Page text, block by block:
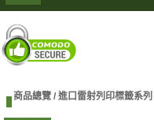
商品總覽 / 進口雷射列印標籤系列